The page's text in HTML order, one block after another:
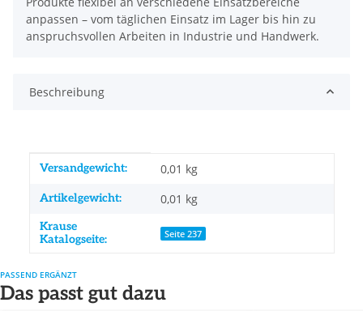
anpassen – vom täglichen Einsatz im Lager bis hin zu
anspruchsvollen Arbeiten in Industrie und Handwerk.
Beschreibung
Produkteigenschaft
Wert
Versandgewicht: 0,01 kg
Artikelgewicht: 0,01 kg
Krause
Katalogseite:
Seite 237
PASSEND ERGÄNZT
Das passt gut dazu